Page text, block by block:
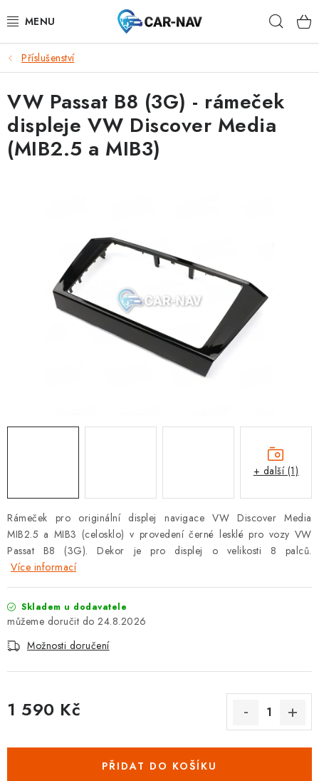
na
AUDI
BMW
FORD
MERCEDES-BENZ
NISSAN
SEAT
TOYOTA
Cookies a podmínky používání stránek
Podmínky ochrany osobních údajů
Příslušenství
Rámeček pro originální displej navigace VW Discover Media
MIB2.5 a MIB3 (celosklo) v provedení černé lesklé pro vozy VW
Passat B8 (3G). Dekor je pro displej o velikosti 8 palců.
Více informací
Skladem u dodavatele
24.8.2026
Možnosti doručení
1 590 Kč
PŘIDAT DO KOŠÍKU
VW Passat B8 (3G) - rámeček
displeje VW Discover Media
(MIB2.5 a MIB3)
+ další (1)